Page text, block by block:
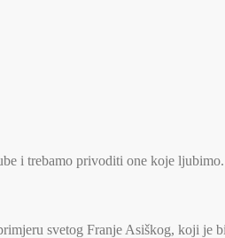
i trebamo privoditi one koje
svetog Franje Asiškog, koji je